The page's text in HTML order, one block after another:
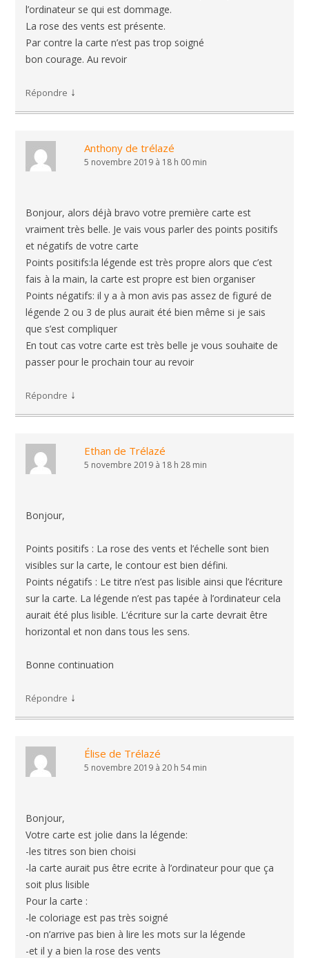
l’ordinateur se qui est dommage.
La rose des vents est présente.
Par contre la carte n’est pas trop soigné
bon courage. Au revoir
Répondre ↓
Anthony de trélazé
5 novembre 2019 à 18 h 00 min
Bonjour, alors déjà bravo votre première carte est
vraiment très belle. Je vais vous parler des points positifs
et négatifs de votre carte
Points positifs:la légende est très propre alors que c’est
fais à la main, la carte est propre est bien organiser
Points négatifs: il y a à mon avis pas assez de figuré de
légende 2 ou 3 de plus aurait été bien même si je sais
que s’est compliquer
En tout cas votre carte est très belle je vous souhaite de
passer pour le prochain tour au revoir
Répondre ↓
Ethan de Trélazé
5 novembre 2019 à 18 h 28 min
Bonjour,
Points positifs : La rose des vents et l’échelle sont bien
visibles sur la carte, le contour est bien défini.
Points négatifs : Le titre n’est pas lisible ainsi que l’écriture
sur la carte. La légende n’est pas tapée à l’ordinateur cela
aurait été plus lisible. L’écriture sur la carte devrait être
horizontal et non dans tous les sens.
Bonne continuation
Répondre ↓
Élise de Trélazé
5 novembre 2019 à 20 h 54 min
Bonjour,
Votre carte est jolie dans la légende:
-les titres son bien choisi
-la carte aurait pus être ecrite à l’ordinateur pour que ça
soit plus lisible
Pour la carte :
-le coloriage est pas très soigné
-on n’arrive pas bien à lire les mots sur la légende
-et il y a bien la rose des vents